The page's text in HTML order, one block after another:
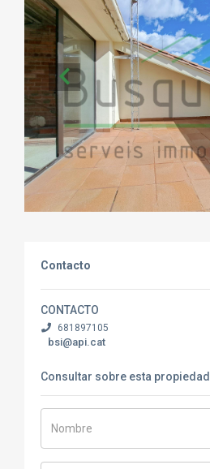
Contacto
CONTACTO
681897105
bsi@api.cat
Consultar sobre esta propiedad